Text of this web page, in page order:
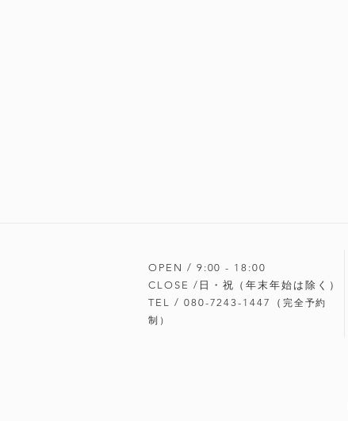
OPEN / 9:00 - 18 :00
CLOSE /日・祝（年末年始は除く）
TEL / 080-7243-1447（ 完全予約
制）